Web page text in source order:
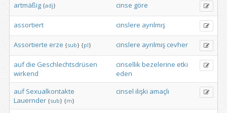
artmäßig {adj} cinse göre
assortiert cinslere ayrılmış
Assortierte erze {sub} {pl} cinslere ayrılmış cevher
auf die Geschlechtsdrüsen
wirkend
cinsellikbezelerine etki
eden
auf Sexualkontakte
Lauernder {sub} {m}
cinsel ilişki amaçlı